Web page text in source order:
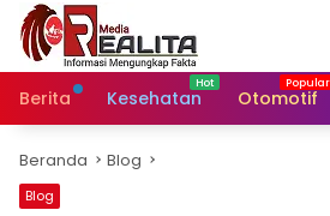
Langsung
konten
Berita
Kesehatan Otomotif
Beranda Blog
Blog